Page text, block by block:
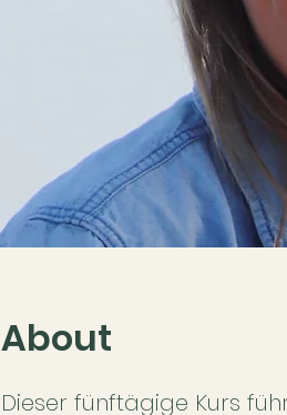
About
Dieser fünftägige Kurs